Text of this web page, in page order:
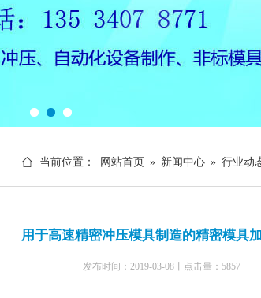
当前位置： 网站首页 » 新闻中心 » 行业动
用于高速精密冲压模具制造的精密模具
发布时间：2019-03-08丨点击量：5857